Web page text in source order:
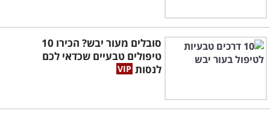
סובלים מעור יבש? הכירו 10
טיפולים טבעיים שכדאי לכם
לנסות